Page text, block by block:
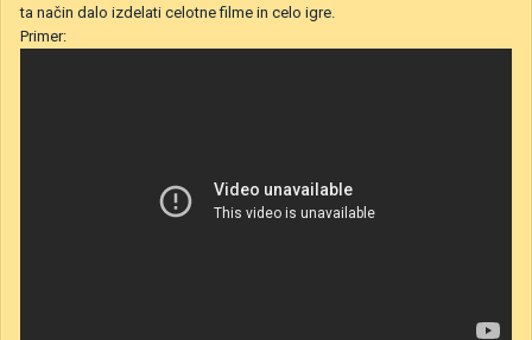
ta način dalo izdelati celotne filme in celo igre.
Primer: